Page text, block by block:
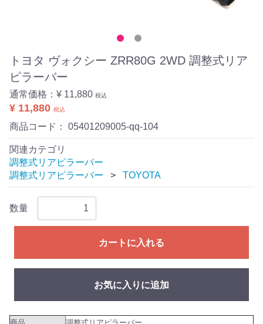
トヨタ ヴォクシー ZRR80G 2WD 調整式リア
ピラーバー
通常価格： ¥ 11,880 税込
¥ 11,880 税込
商品コード： 05401209005-qq-104
関連カテゴリ
調整式リアピラーバー
調整式リアピラーバー
TOYOTA
数量
カートに入れる
お気に入りに追加